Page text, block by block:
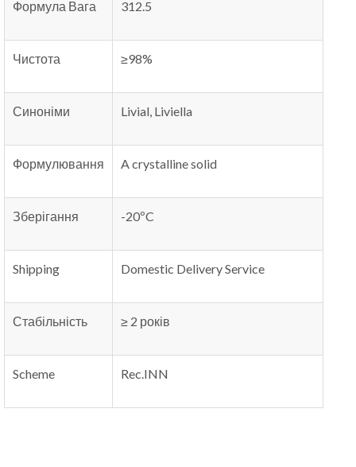
Формула Вага 312.5
Чистота ≥98%
Синоніми Livial, Liviella
Формулювання A crystalline solid
Зберігання -20ºC
Shipping Domestic Delivery Service
Стабільність ≥ 2 років
Scheme Rec.INN